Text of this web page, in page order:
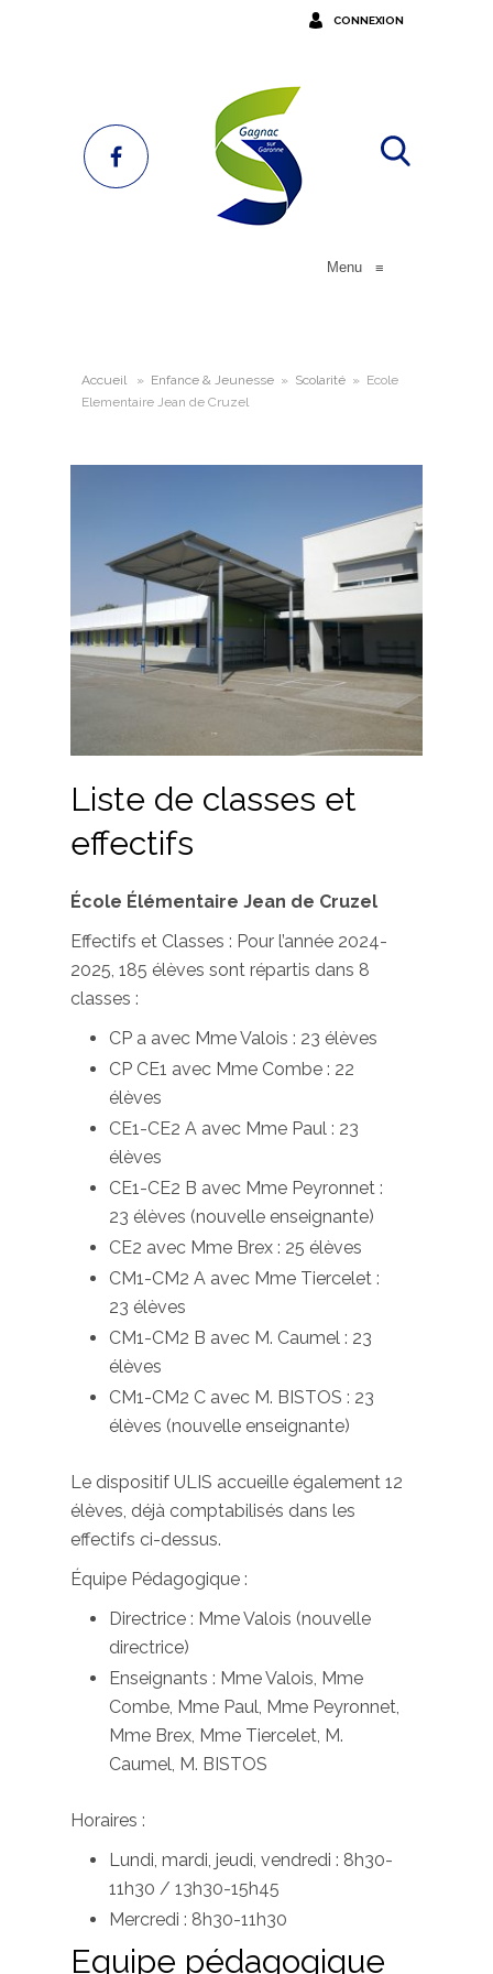
CONNEXION
Menu ≡
Accueil » Enfance & Jeunesse » Scolarité » Ecole
Elementaire Jean de Cruzel
Liste de classes et
effectifs
École Élémentaire Jean de Cruzel
Effectifs et Classes : Pour l’année 2024-
2025, 185 élèves sont répartis dans 8
classes :
CP a avec Mme Valois : 23 élèves
CP CE1 avec Mme Combe : 22
élèves
CE1-CE2 A avec Mme Paul : 23
élèves
CE1-CE2 B avec Mme Peyronnet :
23 élèves (nouvelle enseignante)
CE2 avec Mme Brex : 25 élèves
CM1-CM2 A avec Mme Tiercelet :
23 élèves
CM1-CM2 B avec M. Caumel : 23
élèves
CM1-CM2 C avec M. BISTOS : 23
élèves (nouvelle enseignante)
Le dispositif ULIS accueille également 12
élèves, déjà comptabilisés dans les
effectifs ci-dessus.
Équipe Pédagogique :
Directrice : Mme Valois (nouvelle
directrice)
Enseignants : Mme Valois, Mme
Combe, Mme Paul, Mme Peyronnet,
Mme Brex, Mme Tiercelet, M.
Caumel, M. BISTOS
Horaires :
Lundi, mardi, jeudi, vendredi : 8h30-
11h30 / 13h30-15h45
Mercredi : 8h30-11h30
Equipe pédagogique